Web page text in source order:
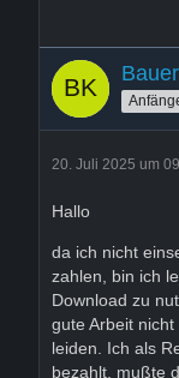
20. Juli 2025 um
Hallo
da ich nicht
zahlen, bin ich
Download zu
gute Arbeit
leiden. Ich als
bezahlt, mußte